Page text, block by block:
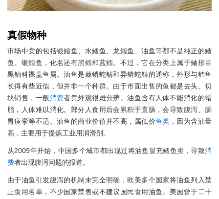
真假物种
市场中卖的包括银鳕鱼、水鳕鱼、龙鳕鱼、油鱼等都不是纯正的鳕
鱼。银鳕鱼，化名还有黑鳕和蓝鳕。不过，它在分类上属于鲉形目
黑鲉科裸盖鱼属。油鱼是棘鳞蛇鲭和异鳞蛇鲭的通称，外形与鳕鱼
长得有些近似，但并非一个种群。由于市面出售的鱼都是去头、切
块销售，一般消费者凭外观很难分辨。油鱼含有人体不能消化的蜡
脂，人体难以消化。部分人食用后会累积于直肠，会导致腹泻、肠
胃痉挛等不适。油鱼的商业价值并不高，属低价鱼类 ，因为含油量
高，主要用于提炼工业用润滑剂。
从2009年开始，中国多个城市都出现过将油鱼冒充鳕鱼卖，导致消
费者出现腹泻问题的报道。
由于油鱼引发腹泻的机制未完全明确，欧美多个国家将油鱼列入禁
止食用名单，不少国家禁售或不建议国民食用油鱼。美国曾于二十